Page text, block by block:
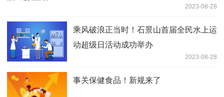
2023-08-28
乘风破浪正当时！石景山首届全民水上运
动超级日活动成功举办
2023-08-28
事关保健食品！新规来了